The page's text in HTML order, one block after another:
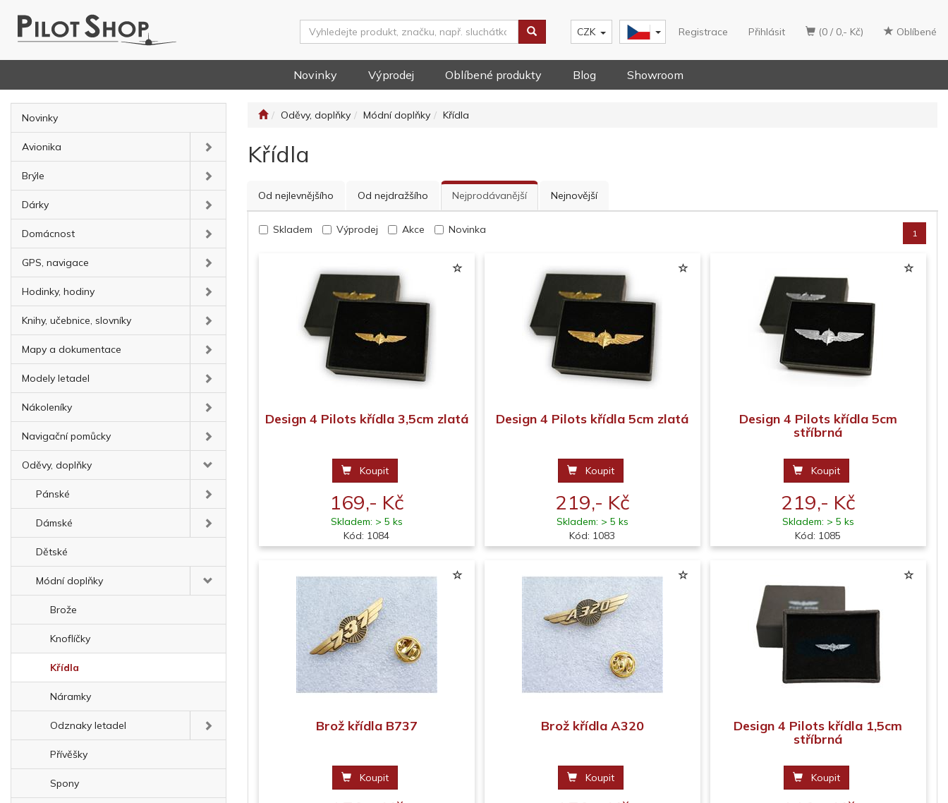
(0 / 0,- Kč) Oblíbené
Registrace Přihlásit
CZK
Novinky Výprodej Oblíbené produkty Blog Showroom
Novinky
Avionika
Brýle
Dárky
Domácnost
GPS, navigace
Hodinky, hodiny
Knihy, učebnice, slovníky
Mapy a dokumentace
Modely letadel
Nákoleníky
Navigační pomůcky
Oděvy, doplňky
Pánské
Dámské
Dětské
Módní doplňky
Brože
Knoflíčky
Křídla
Náramky
Odznaky letadel
Přívěšky
Spony
Oděvy, doplňky Módní doplňky Křídla
Křídla
Od nejlevnějšího Od nejdražšího Nejprodávanější Nejnovější
Skladem Výprodej Akce Novinka 1
Design 4 Pilots křídla 3,5cm zlatá
Koupit
169,- Kč
Skladem: > 5 ks
Kód: 1084
Design 4 Pilots křídla 5cm zlatá
Koupit
219,- Kč
Skladem: > 5 ks
Kód: 1083
Design 4 Pilots křídla 5cm
stříbrná
Koupit
219,- Kč
Skladem: > 5 ks
Kód: 1085
Brož křídla B737
Koupit
Brož křídla A320
Koupit
Design 4 Pilots křídla 1,5cm
stříbrná
Koupit